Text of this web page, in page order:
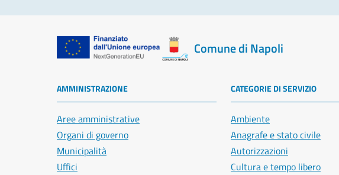
Comune di Napoli
AMMINISTRAZIONE
Aree amministrative
Organi di governo
Municipalità
Uffici
CATEGORIE DI SERVIZIO
Ambiente
Anagrafe e stato civile
Autorizzazioni
Cultura e tempo libero